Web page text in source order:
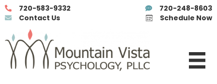
720-583-9332
Contact Us
720-248-8603
Schedule Now